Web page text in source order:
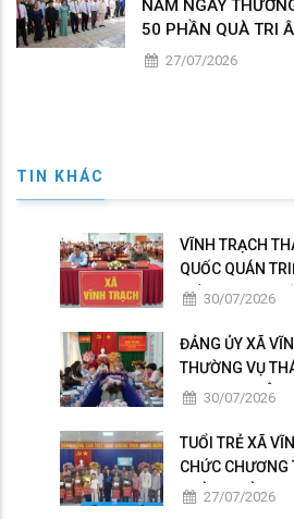
NĂM NGÀY
50 PHẦN QUÀ TRI
27/07/2026
TIN KHÁC
VĨNH TRẠCH
QUỐC QUÁN
HIỆN NGHỊ
KHÓA XIV
30/07/2026
ĐẢNG ỦY XÃ
THƯỜNG VỤ
VỤ TRỌNG TÂM
30/07/2026
TUỔI TRẺ XÃ
CHỨC
QUÀ GIA ĐÌNH
27/07/2026